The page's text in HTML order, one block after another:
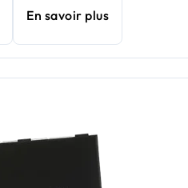
En savoir plus